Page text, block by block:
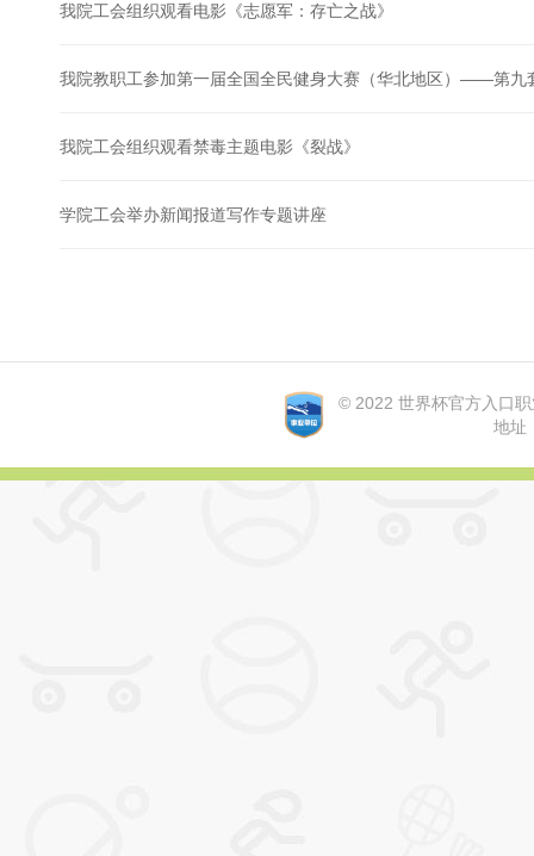
我院工会组织观看电影《志愿军：存亡之战》
我院教职工参加第一届全国全民健身大赛（华北地区）——第九
我院工会组织观看禁毒主题电影《裂战》
学院工会举办新闻报道写作专题讲座
© 2022 世界杯官方入口
地址